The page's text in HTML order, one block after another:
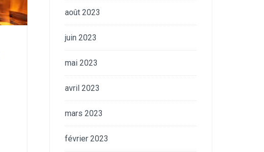
août 2023
juin 2023
mai 2023
avril 2023
mars 2023
février 2023